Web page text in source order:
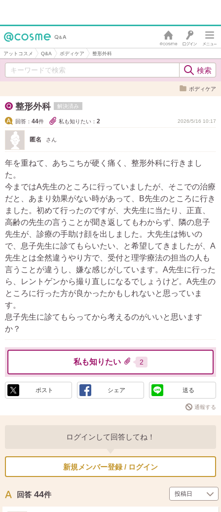
アットコスメ Q&A ボディケア 整形外科
ボディケア
整形外科 解決済み
回答： 44件 私も知りたい： 2 2026/5/16 10:17
匿名 さん
年を重ねて、あちこちが硬く痛く、整形外科に行きまし
た。
今まではA先生のところに行っていましたが、そこでの治療
だと、あまり効果がない時があって、B先生のところに行き
ました。初めて行ったのですが、大先生に当たり、正直、
高齢の先生の言うことが聞き返してもわからず、隣の息子
先生が、診療の手助け顔を出しました。大先生は怖いの
で、息子先生に診てもらいたい、と希望してきましたが、A
先生とは全然違うやり方で、受付と理学療法の担当の人も
言うことが違うし、嫌な感じがしています。A先生に行った
ら、レントゲンから撮り直しになるでしょうけど。A先生の
ところに行った方が良かったかもしれないと思っていま
す。
息子先生に診てもらってから考えるのがいいと思います
か？
私も知りたい 2
ポスト シェア 送る
通報する
ログインして回答してね！
新規メンバー登録 / ログイン
回答 44件